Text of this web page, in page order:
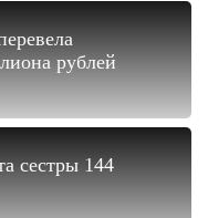
рублей
сестры 144